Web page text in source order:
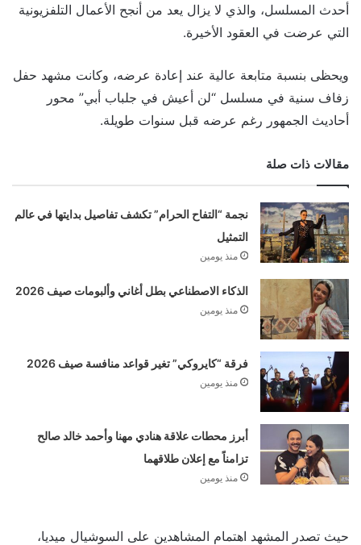
أحدث المسلسل، والذي لا يزال يعد من أنجح الأعمال التلفزيونية
التي عرضت في العقود الأخيرة.
ويحظى بنسبة متابعة عالية عند إعادة عرضه، وكانت مشهد حفل
زفاف سنية في مسلسل “لن أعيش في جلباب أبي” محور
أحاديث الجمهور رغم عرضه قبل سنوات طويلة.
مقالات ذات صلة
نجمة “التفاح الحرام” تكشف تفاصيل بدايتها في عالم
التمثيل
منذ يومين
الذكاء الاصطناعي بطل أغاني وألبومات صيف 2026
منذ يومين
فرقة “كايروكي” تغير قواعد منافسة صيف 2026
منذ يومين
أبرز محطات علاقة هنادي مهنا وأحمد خالد صالح
تزامناً مع إعلان طلاقهما
منذ يومين
حيث تصدر المشهد اهتمام المشاهدين على السوشيال ميديا،